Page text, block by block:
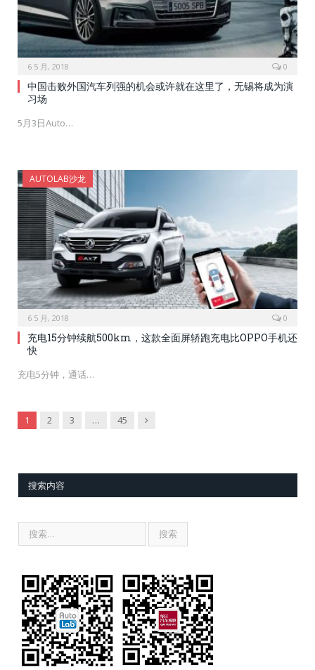
6 5 月, 2018 0
中国击败外国汽车列强的机会或许就在这里了，无锡将成为演
习场
5月3日Auto…
AUTOLAB沙龙
6 5 月, 2018 0
充电15分钟续航500km，这款全面屏轿跑充电比OPPO手机还
快
充电5分钟，通话…
1 2 3 … 45 Next
搜索内容